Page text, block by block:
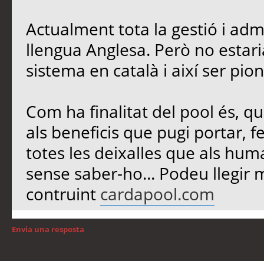
Actualment tota la gestió i
llengua Anglesa. Però no
sistema en català i així ser
Com ha finalitat del pool és,
als beneficis que pugi portar,
totes les deixalles que als
sense saber-ho... Podeu llegir
contruint cardapool.com
Envia una resposta